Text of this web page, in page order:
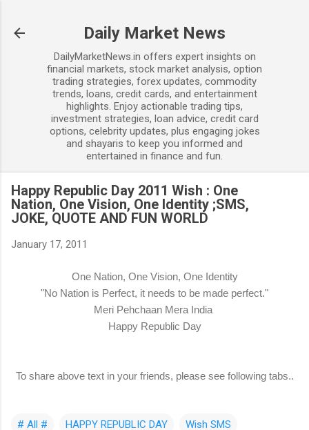
Daily Market News
DailyMarketNews.in offers expert insights on
financial markets, stock market analysis, option
trading strategies, forex updates, commodity
trends, loans, credit cards, and entertainment
highlights. Enjoy actionable trading tips,
investment strategies, loan advice, credit card
options, celebrity updates, plus engaging jokes
and shayaris to keep you informed and
entertained in finance and fun.
Happy Republic Day 2011 Wish : One
Nation, One Vision, One Identity ;SMS,
JOKE, QUOTE AND FUN WORLD
January 17, 2011
One Nation, One Vision, One Identity
"No Nation is Perfect, it needs to be made perfect."
Meri Pehchaan Mera India
Happy Republic Day
To share above text in your friends, please see following tabs..
# All # HAPPY REPUBLIC DAY Wish SMS